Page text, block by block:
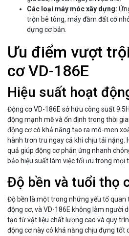
Các loại máy móc xây dựng:
trộn bê tông, máy đầm đất cỡ
dựng cơ bản.
Ưu điểm vượt
cơ VD-186E
Hiệu suất hoạt
Động cơ VD-186E sở hữu công suất
động mạnh mẽ và ổn định trong thời
động cơ có khả năng tạo ra mô-men
hành trơn tru ngay cả khi chịu tải nặng.
quả giúp động cơ phản ứng nhanh
bảo hiệu suất làm việc tối ưu trong mọi
Độ bền và tuổi thọ
Độ bền là một trong những yếu tố quan
động cơ, và VD-186E không làm người
tạo từ vật liệu chất lượng cao và quy
động cơ này có khả năng chịu đựng tốt